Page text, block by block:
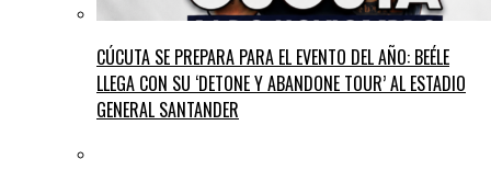
CÚCUTA SE PREPARA PARA EL EVENTO DEL AÑO: BEÉLE
LLEGA CON SU ‘DETONE Y ABANDONE TOUR’ AL ESTADIO
GENERAL SANTANDER